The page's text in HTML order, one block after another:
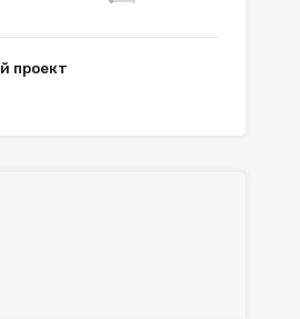
проект